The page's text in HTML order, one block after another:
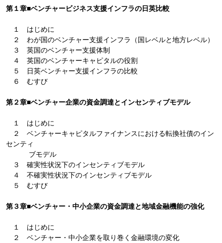
第１章■ベンチャービジネス支援インフラの日英比較
１ はじめに
２ わが国のベンチャー支援インフラ（国レベルと地方レベル）
３ 英国のベンチャー支援体制
４ 英国のベンチャーキャピタルの役割
５ 日英ベンチャー支援インフラの比較
６ むすび
第２章■ベンチャー企業の資金調達とインセンティブモデル
１ はじめに
２ ベンチャーキャピタルファイナンスにおける転換社債のイン
センティ
ブモデル
３ 確実性状況下のインセンティブモデル
４ 不確実性状況下のインセンティブモデル
５ むすび
第３章■ベンチャー・中小企業の資金調達と地域金融機能の強化
１ はじめに
２ ベンチャー・中小企業を取り巻く金融環境の変化